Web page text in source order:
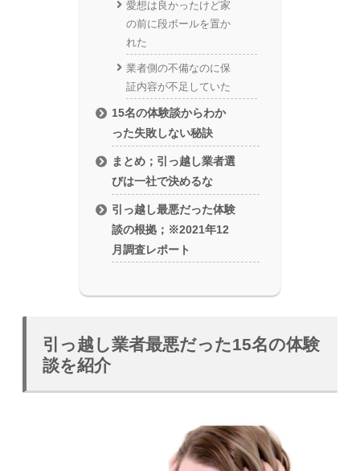
愛想は良かったけど家
の前に段ボールを置か
れた
業者側の不備なのに保
証内容が不足していた
15名の体験談からわか
った失敗しない秘訣
まとめ；引っ越し業者選
びは一社で決めるな
引っ越し最悪だった体験
談の根拠；※2021年12
月調査レポート
引っ越し業者最悪だった15名の体験
談を紹介